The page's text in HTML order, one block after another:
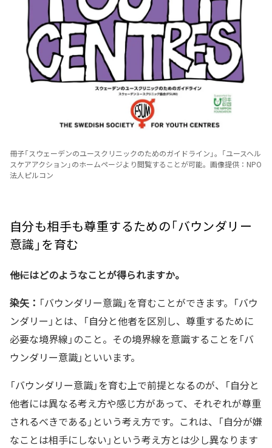
冊子「スウェーデンのユースクリニックのためのガイドライン」。「ユースヘル
スケアアクション」のホームページより閲覧することが可能。画像提供：NPO
法人ピルコン
自分も相手も尊重するための「バウンダリー
意識」を育む
――他にはどのようなことが得られますか。
染矢： 「バウンダリー意識」を育むことができます。「バウ
ンダリー」とは、「自分と他者を区別し、尊重するために
必要な境界線」のこと。その境界線を意識することを「バ
ウンダリー意識」といいます。
「バウンダリー意識」を育む上で前提となるのが、「自分と
他者には異なる考え方や感じ方があって、それぞれが尊重
されるべきである」という考え方です。これは、「自分が嫌
なことは相手にしない」という考え方とは少し異なります